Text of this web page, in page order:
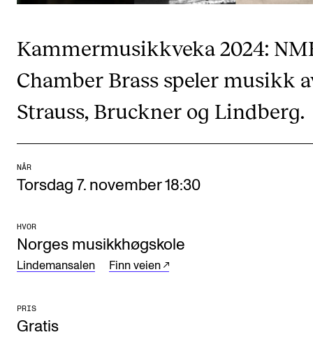
INTERNASJONALT
Internasjonal strategi
Samarbeidsprosjekter
Nettverk
AKTUELT
Arrangementer og konserter
Ledige stillinger
Kammermusikkveka 2024:
Chamber Brass speler musikk
Strauss, Bruckner og Lindberg.
NÅR
Torsdag 7. november 18:30
HVOR
Norges musikkhøgskole
Lindemansalen Finn veien
PRIS
Gratis